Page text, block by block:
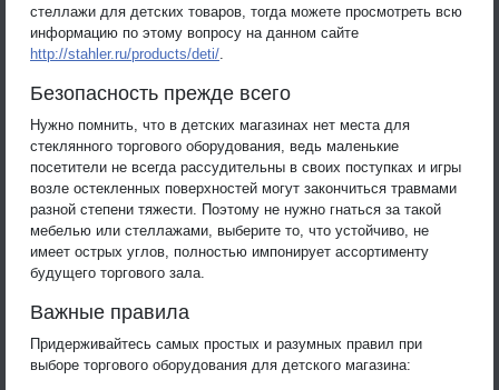
стеллажи для детских товаров, тогда можете просмотреть всю
информацию по этому вопросу на данном сайте
http://stahler.ru/products/deti/
Безопасность прежде всего
Нужно помнить, что в детских магазинах нет места для
стеклянного торгового оборудования, ведь маленькие
посетители не всегда рассудительны в своих поступках и игры
возле остекленных поверхностей могут закончиться травмами
разной степени тяжести. Поэтому не нужно гнаться за такой
мебелью или стеллажами, выберите то, что устойчиво, не
имеет острых углов, полностью импонирует ассортименту
будущего торгового зала.
Важные правила
Придерживайтесь самых простых и разумных правил при
выборе торгового оборудования для детского магазина: